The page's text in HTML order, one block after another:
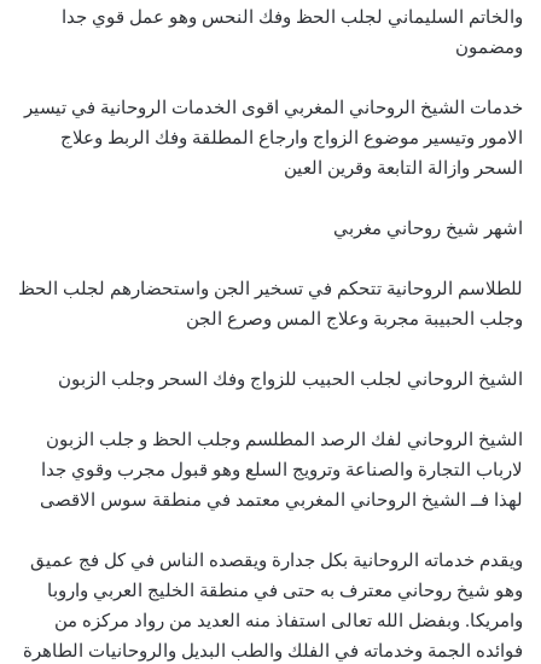
والخاتم السليماني لجلب الحظ وفك النحس وهو عمل قوي جدا
ومضمون
خدمات الشيخ الروحاني المغربي اقوى الخدمات الروحانية في تيسير
الامور وتيسير موضوع الزواج وارجاع المطلقة وفك الربط وعلاج
السحر وازالة التابعة وقرين العين
اشهر شيخ روحاني مغربي
للطلاسم الروحانية تتحكم في تسخير الجن واستحضارهم لجلب الحظ
وجلب الحبيبة مجربة وعلاج المس وصرع الجن
الشيخ الروحاني لجلب الحبيب للزواج وفك السحر وجلب الزبون
الشيخ الروحاني لفك الرصد المطلسم وجلب الحظ و جلب الزبون
لارباب التجارة والصناعة وترويج السلع وهو قبول مجرب وقوي جدا
لهذا فــ الشيخ الروحاني المغربي معتمد في منطقة سوس الاقصى
ويقدم خدماته الروحانية بكل جدارة ويقصده الناس في كل فج عميق
وهو شيخ روحاني معترف به حتى في منطقة الخليج العربي واروبا
وامريكا. وبفضل الله تعالى استفاذ منه العديد من رواد مركزه من
فوائده الجمة وخدماته في الفلك والطب البديل والروحانيات الطاهرة